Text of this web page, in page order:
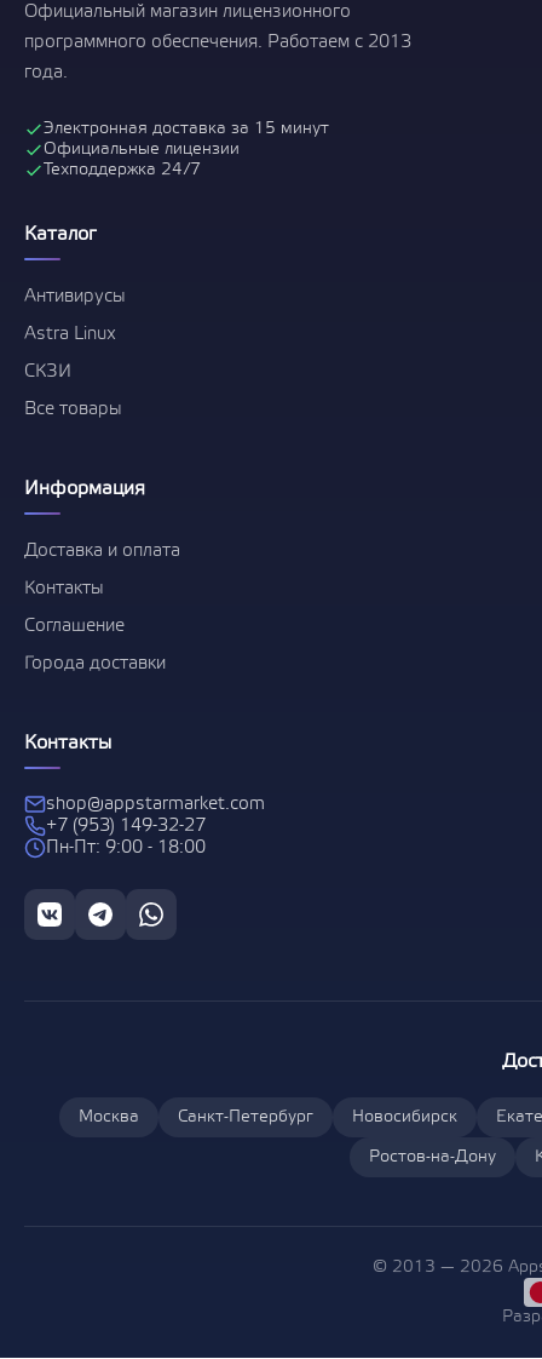
Официальный магазин лицензионного
программного обеспечения. Работаем с 2013
года.
Электронная доставка за 15 минут
Официальные лицензии
Техподдержка 24/7
Каталог
Антивирусы
Astra Linux
СКЗИ
Все товары
Информация
Доставка и оплата
Контакты
Соглашение
Города доставки
Контакты
shop@appstarmarket.com
+7 (953) 149-32-27
Пн-Пт: 9:00 - 18:00
Москва Санкт-Петербург Новосибирск
Ростов-на-Дону
© 2013 — 2026